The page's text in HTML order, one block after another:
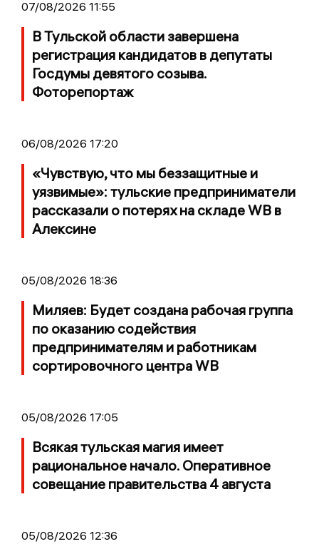
07/08/2026 11:55
В Тульской области завершена
регистрация кандидатов в депутаты
Госдумы девятого созыва.
Фоторепортаж
06/08/2026 17:20
«Чувствую, что мы беззащитные и
уязвимые»: тульские предприниматели
рассказали о потерях на складе WB в
Алексине
05/08/2026 18:36
Миляев: Будет создана рабочая группа
по оказанию содействия
предпринимателям и работникам
сортировочного центра WB
05/08/2026 17:05
Всякая тульская магия имеет
рациональное начало. Оперативное
совещание правительства 4 августа
05/08/2026 12:36